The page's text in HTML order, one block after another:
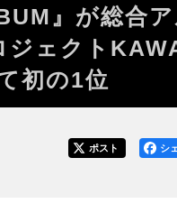
』が総合
ェクト
初の1位
シ
ポスト